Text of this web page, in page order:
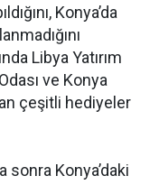
Konya’da
Libya Yatırım
ve Konya
çeşitli hediyeler
sonra Konya’daki